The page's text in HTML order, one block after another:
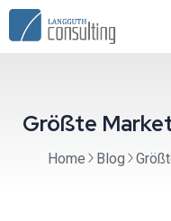
Größte
Home Blog